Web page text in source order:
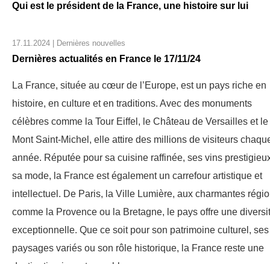
Qui est le président de la France, une histoire sur lui
17.11.2024 | Dernières nouvelles
Dernières actualités en France le 17/11/24
La France, située au cœur de l’Europe, est un pays riche en
histoire, en culture et en traditions. Avec des monuments
célèbres comme la Tour Eiffel, le Château de Versailles et le
Mont Saint-Michel, elle attire des millions de visiteurs
année. Réputée pour sa cuisine raffinée, ses vins
sa mode, la France est également un carrefour artistique et
intellectuel. De Paris, la Ville Lumière, aux charmantes
comme la Provence ou la Bretagne, le pays offre une
exceptionnelle. Que ce soit pour son patrimoine culturel, ses
paysages variés ou son rôle historique, la France reste une